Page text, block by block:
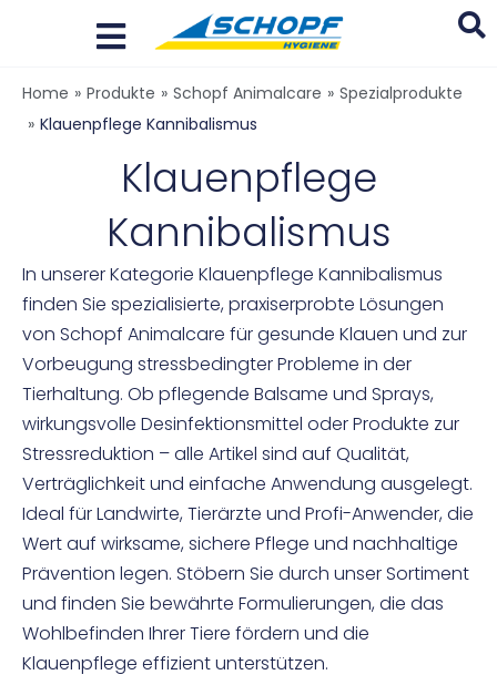
Search
Home » Produkte » Schopf Animalcare » Spezialprodukte
» Klauenpflege Kannibalismus
Klauenpflege
Kannibalismus
In unserer Kategorie Klauenpflege Kannibalismus
finden Sie spezialisierte, praxiserprobte Lösungen
von Schopf Animalcare für gesunde Klauen und zur
Vorbeugung stressbedingter Probleme in der
Tierhaltung. Ob pflegende Balsame und Sprays,
wirkungsvolle Desinfektionsmittel oder Produkte zur
Stressreduktion – alle Artikel sind auf Qualität,
Verträglichkeit und einfache Anwendung ausgelegt.
Ideal für Landwirte, Tierärzte und Profi-Anwender, die
Wert auf wirksame, sichere Pflege und nachhaltige
Prävention legen. Stöbern Sie durch unser Sortiment
und finden Sie bewährte Formulierungen, die das
Wohlbefinden Ihrer Tiere fördern und die
Klauenpflege effizient unterstützen.